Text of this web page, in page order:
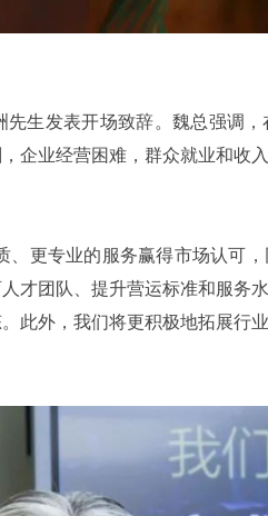
生发表开场致辞。魏总强调
企业经营困难，群众就业和收
、更专业的服务赢得市场认可
才团队、提升营运标准和服务
此外，我们将更积极地拓展行